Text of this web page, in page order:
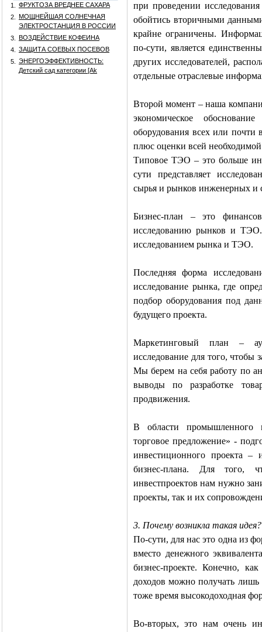
1.
ФРУКТОЗА ВРЕДНЕЕ САХАРА
2.
МОЩНЕЙШАЯ СОЛНЕЧНАЯ
ЭЛЕКТРОСТАНЦИЯ В РОССИИ
3.
ВОЗДЕЙСТВИЕ КОФЕИНА
4.
ЗАЩИТА СОЕВЫХ ПОСЕВОВ
5.
ЭНЕРГОЭФФЕКТИВНОСТЬ:
Детский сад категории [Аk
при проведении
обойтись вторичными
крайне ограничены.
по-сути, является
других исследователей,
отдельные отраслевые
Второй момент – наша
экономическое
оборудования всех или почти
плюс оценки всей
Типовое ТЭО – это больше
сути представляет
сырья и рынков инженерных и
Бизнес-план – это
исследованию рынков и ТЭО.
исследованием рынка и ТЭО.
Последняя форма
исследование рынка, где
подбор оборудования под
будущего проекта.
Маркетинговый план –
исследование для того, чтобы
Мы берем на себя работу по
выводы по разработке
продвижения.
В области промышленного
торговое предложение» -
инвестиционного проекта –
бизнес-плана. Для того,
инвестпроектов нам нужно
проекты, так и их
3. Почему возникла такая идея?
По-сути, для нас это одна из
вместо денежного
бизнес-проекте. Конечно,
доходов можно получать
тоже время высокодоходная
Во-вторых, это нам очень